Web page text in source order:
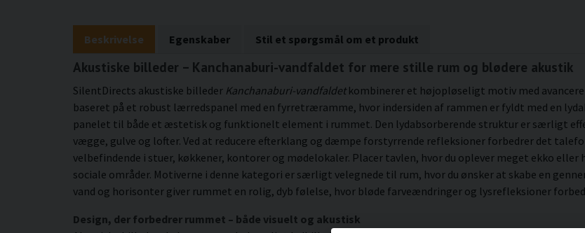
Beskrivelse Egenskaber Stil et spørgsmål om et produkt
Akustiske billeder – Kanchanaburi-vandfaldet for mere stille rum og blødere akustik
SilentDirects akustiske billeder Kanchanaburi-vandfaldetkombinerer et højopløseligt motiv med
baseret på et robust lærredspanel med en fyrretræramme, hvor indersiden af rammen er fyldt med en
panelet til både et æstetisk og funktionelt element i rummet. Den lydabsorberende struktur er særligt
vægge, gulve og lofter. Ved at reducere efterklang og dæmpe forstyrrende refleksioner forbedrer det
velbefindende i stuer, køkkener, kontorer og mødelokaler. Placer tavlen, hvor du oplever meget ekko
sociale områder. Motiverne i denne kategori er særligt velegnede til rum, hvor du ønsker at skabe en
vand og horisonter giver rummet en rolig, dyb følelse, hvor bløde farveændringer og lysrefleksioner
Design, der forbedrer rummet – både visuelt og akustisk